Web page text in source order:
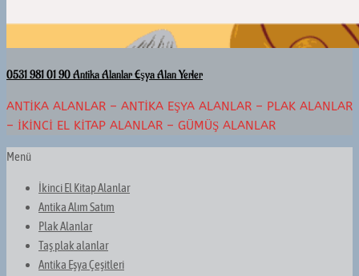
0531 981 01 90 Antika Alanlar Eşya Alan Yerler
ANTIKA ALANLAR – ANTIKA EŞYA ALANLAR – PLAK ALANLAR
– İKINCI EL KITAP ALANLAR – GÜMÜŞ ALANLAR
Menü
İkinci El Kitap Alanlar
Antika Alım Satım
Plak Alanlar
Taş plak alanlar
Antika Eşya Çeşitleri